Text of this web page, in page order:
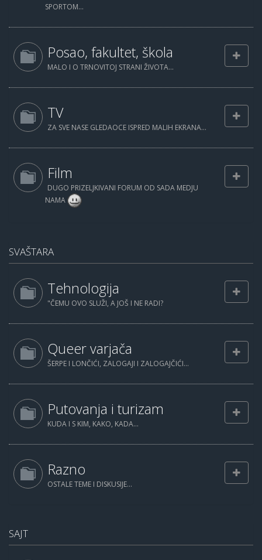
SPORTOM...
Posao, fakultet, škola
MALO I O TRNOVITOJ STRANI ŽIVOTA...
TV
ZA SVE NASE GLEDAOCE ISPRED MALIH EKRANA...
Film
DUGO PRIZELJKIVANI FORUM OD SADA MEDJU
NAMA
SVAŠTARA
Tehnologija
"ČEMU OVO SLUŽI, A JOŠ I NE RADI?
Queer varjača
ŠERPE I LONČIĆI, ZALOGAJI I ZALOGAJČIĆI...
Putovanja i turizam
KUDA I S KIM, KAKO, KADA...
Razno
OSTALE TEME I DISKUSIJE...
SAJT